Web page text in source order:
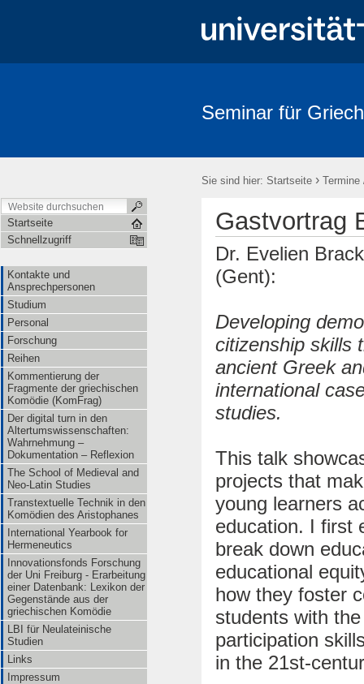
Seminar für
Sie sind hier: Startseite › Termine
Startseite
Schnellzugriff
Kontakte und
Ansprechpersonen
Studium
Personal
Forschung
Reihen
Kommentierung der
Fragmente der griechischen
Komödie (KomFrag)
Der digital turn in den
Altertumswissenschaften:
Wahrnehmung –
Dokumentation – Reflexion
The School of Medieval and
Neo-Latin Studies
Transtextuelle Technik in den
Komödien des Aristophanes
International Yearbook for
Hermeneutics
Innovationsfonds Forschung
der Uni Freiburg - Erarbeitung
einer Datenbank: Lexikon der
Gegenstände aus der
griechischen Komödie
LBI für Neulateinische
Studien
Links
Impressum
Gastvortrag
Dr. Evelien
(Gent):
Developing
citizenship skills
ancient Greek
international
studies.
This talk
projects that
young learners
education. I first
break down
educational
how they foster
students with
participation
in the 21st-